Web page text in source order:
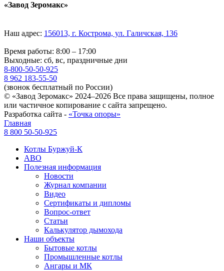
«Завод Зеромакс»
Наш адрес: 156013, г. Кострома, ул. Галичская, 136
Время работы: 8:00 – 17:00
Выходные: сб, вс, праздничные дни
8-800-50-50-925
8 962 183-55-50
(звонок бесплатный по России)
© «Завод Зеромакс» 2024–2026 Все права защищены, полное
или частичное копирование с сайта запрещено.
Разработка сайта - «Точка опоры»
Главная
8 800 50-50-925
Котлы Буржуй-К
АВО
Полезная информация
Новости
Журнал компании
Видео
Сертификаты и дипломы
Вопрос-ответ
Статьи
Калькулятор дымохода
Наши объекты
Бытовые котлы
Промышленные котлы
Ангары и МК